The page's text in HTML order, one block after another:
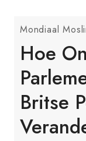
Mondiaal
Hoe
Britse